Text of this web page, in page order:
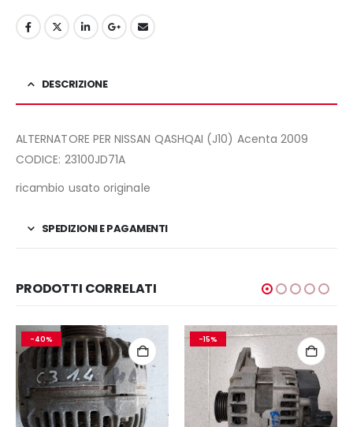
DESCRIZIONE
ALTERNATORE PER NISSAN QASHQAI (J10) Acenta 2009
CODICE: 23100JD71A
ricambio usato originale
SPEDIZIONI E PAGAMENTI
PRODOTTI CORRELATI
-40% -15%